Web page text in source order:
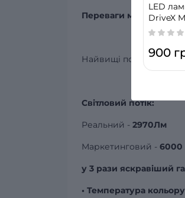
Переваги моделі:
Найвищі показники
Світловий потік:
Реальний - 2970Лм
Маркетинговий -
у 3 рази яскравіший
• Температура
LED
DriveX
LED 30W
900